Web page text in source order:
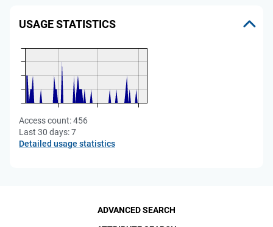
USAGE STATISTICS
Access count:456
Last 30 days:7
Detailed usage statistics
ADVANCED SEARCH